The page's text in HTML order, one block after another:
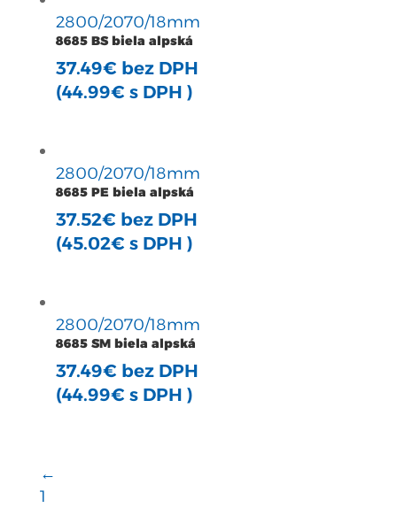
2800/2070/18mm
8685 BS biela alpská
37.49€ bez DPH
(44.99€ s DPH )
2800/2070/18mm
8685 PE biela alpská
37.52€ bez DPH
(45.02€ s DPH )
2800/2070/18mm
8685 SM biela alpská
37.49€ bez DPH
(44.99€ s DPH )
←
1